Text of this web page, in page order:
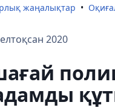
жаңалықтар
2020